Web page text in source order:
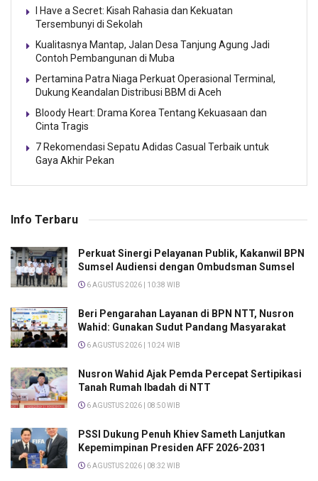
I Have a Secret: Kisah Rahasia dan Kekuatan
Tersembunyi di Sekolah
Kualitasnya Mantap, Jalan Desa Tanjung Agung Jadi
Contoh Pembangunan di Muba
Pertamina Patra Niaga Perkuat Operasional Terminal,
Dukung Keandalan Distribusi BBM di Aceh
Bloody Heart: Drama Korea Tentang Kekuasaan dan
Cinta Tragis
7 Rekomendasi Sepatu Adidas Casual Terbaik untuk
Gaya Akhir Pekan
Info Terbaru
Perkuat Sinergi Pelayanan Publik, Kakanwil BPN
Sumsel Audiensi dengan Ombudsman Sumsel
6 AGUSTUS 2026 | 10:38 WIB
Beri Pengarahan Layanan di BPN NTT, Nusron
Wahid: Gunakan Sudut Pandang Masyarakat
6 AGUSTUS 2026 | 10:24 WIB
Nusron Wahid Ajak Pemda Percepat Sertipikasi
Tanah Rumah Ibadah di NTT
6 AGUSTUS 2026 | 08:50 WIB
PSSI Dukung Penuh Khiev Sameth Lanjutkan
Kepemimpinan Presiden AFF 2026-2031
6 AGUSTUS 2026 | 08:32 WIB